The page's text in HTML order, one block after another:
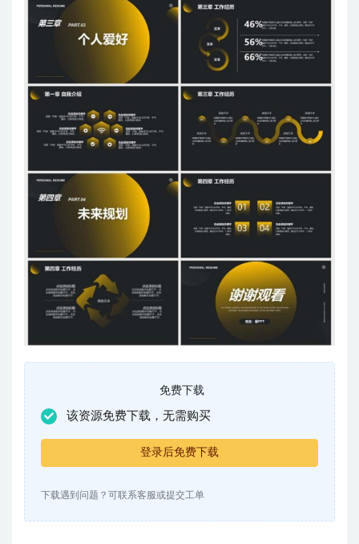
免费下载
该资源免费下载，无需购买
登录后免费下载
下载遇到问题？可联系客服或提交工单